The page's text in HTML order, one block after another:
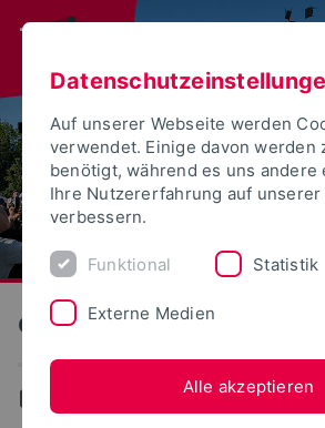
Gleichstellung
Gleichstellung
Auf unserer Webseite werden
verwendet. Einige davon werden
benötigt, während es uns andere
Ihre Nutzererfahrung auf unserer
verbessern.
Funktional Statistik
Externe Medien
Alle akzeptieren